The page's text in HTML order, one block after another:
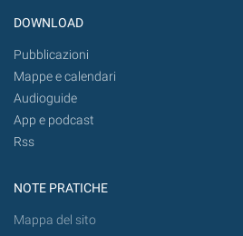
DOWNLOAD
Pubblicazioni
Mappe e calendari
Audioguide
App e podcast
Rss
NOTE PRATICHE
Mappa del sito